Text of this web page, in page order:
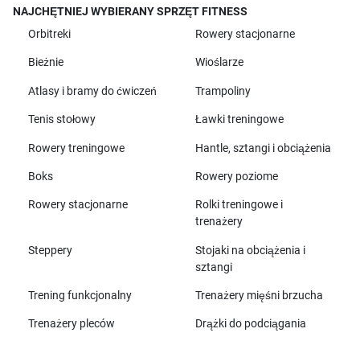
NAJCHĘTNIEJ WYBIERANY SPRZĘT FITNESS
Orbitreki
Rowery stacjonarne
Bieżnie Wioślarze
Atlasy i bramy do ćwiczeń Trampoliny
Tenis stołowy Ławki treningowe
Rowery treningowe Hantle, sztangi i obciążenia
Boks Rowery poziome
Rowery stacjonarne
Rolki treningowe i
trenażery
Steppery
Stojaki na obciążenia i
sztangi
Trening funkcjonalny Trenażery mięśni brzucha
Trenażery pleców Drążki do podciągania